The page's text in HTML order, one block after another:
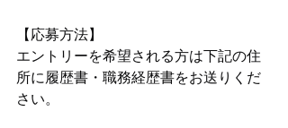
【応募方法】
エントリーを希望される方は下記の住
所に履歴書・職務経歴書をお送りくだ
さい。